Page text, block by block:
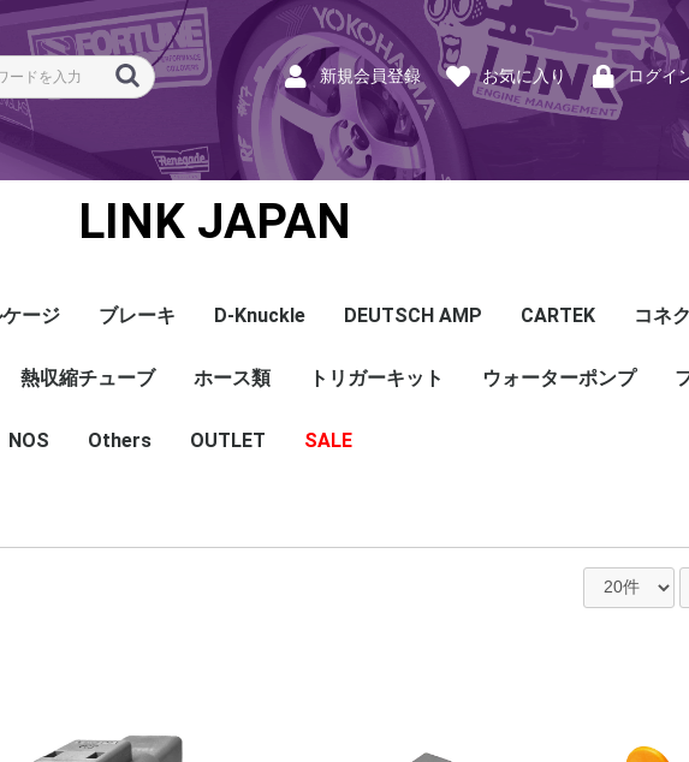
新規会員登録 お気に入り ログイ
LINK JAPAN
Terminals and Plugs
G1 - G4
CAN and Tuning
G4X - G4+
ー
ンサー
CAN＆Tuning ケーブ
コネクタ＆Pin
Wire-in ハーネス
拡張ハーネス G4+Kurofune
MAZDA
MITSUBISHI
HONDA
TOYOTA
NISSAN
クランクセンサー
温度センサー
MAPセンサー
圧力センサー
ノックセンサー
CAN ラムダ 空燃比
ブーストコントロール
Injector
ISC
その他
ス
ージ ブレーキ D-Knuckle DEUTSCH AMP
AMP SSC
DTM
DT
DTP
その他
CARTEK
CARTEK
コネ
その
配線
シールド線
モールド線
配線
シールド線
モールド線
熱収縮チューブ
ハンダ付 収縮チュー
耐熱収縮メッシュチュ
切れ込み付 メッシュ
DR
DW
DW クリア
その他
ホース類
シリコンホース
耐熱スリーブ
バキュームホース
燃料ホース
トリガーキット ウォーターポンプ
NOS Others OUTLET SALE